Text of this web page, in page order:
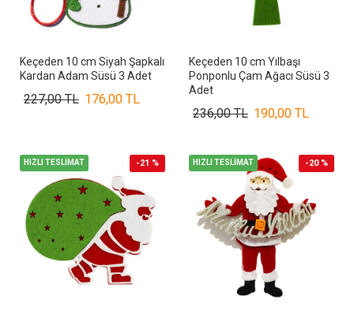
Keçeden 10 cm Siyah Şapkalı
Kardan Adam Süsü 3 Adet
176,00 TL
227,00 TL
Keçeden 10 cm Yılbaşı
Ponponlu Çam Ağacı Süsü 3
Adet
190,00 TL
236,00 TL
HIZLI TESLİMAT -21 % HIZLI TESLİMAT -20 %